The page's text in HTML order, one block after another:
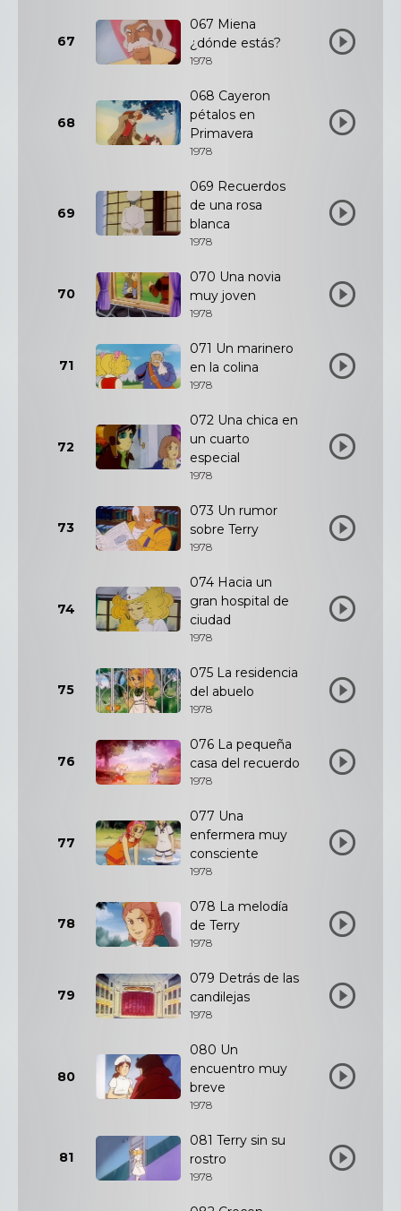
67
067 Miena
¿dónde estás?
1978
68
068 Cayeron
pétalos en
Primavera
1978
69
069 Recuerdos
de una rosa
blanca
1978
70
070 Una novia
muy joven
1978
71
071 Un marinero
en la colina
1978
72
072 Una chica en
un cuarto
especial
1978
73
073 Un rumor
sobre Terry
1978
74
074 Hacia un
gran hospital de
ciudad
1978
75
075 La residencia
del abuelo
1978
76
076 La pequeña
casa del recuerdo
1978
77
077 Una
enfermera muy
consciente
1978
78
078 La melodía
de Terry
1978
79
079 Detrás de las
candilejas
1978
80
080 Un
encuentro muy
breve
1978
81
081 Terry sin su
rostro
1978